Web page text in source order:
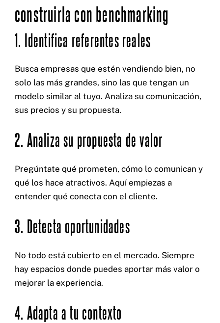
construirla con benchmarking
1. Identifica referentes reales
Busca empresas que estén vendiendo bien, no
solo las más grandes, sino las que tengan un
modelo similar al tuyo. Analiza su comunicación,
sus precios y su propuesta.
2. Analiza su propuesta de valor
Pregúntate qué prometen, cómo lo comunican y
qué los hace atractivos. Aquí empiezas a
entender qué conecta con el cliente.
3. Detecta oportunidades
No todo está cubierto en el mercado. Siempre
hay espacios donde puedes aportar más valor o
mejorar la experiencia.
4. Adapta a tu contexto